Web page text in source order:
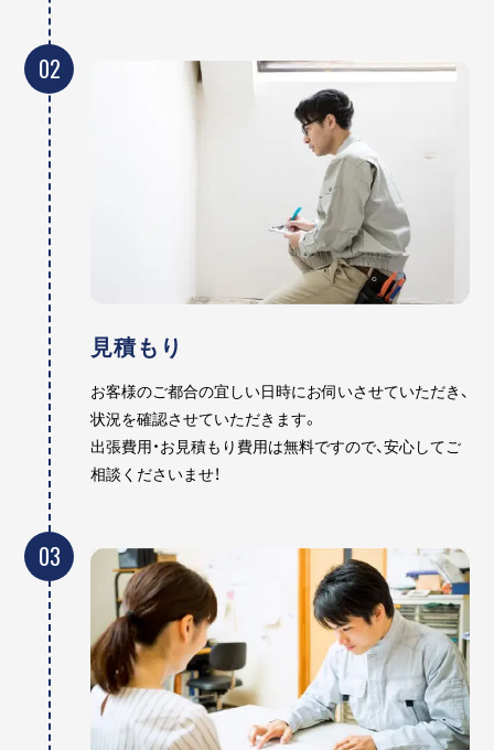
02
見積もり
お客様のご都合の宜しい日時にお伺いさせていただき、
状況を確認させていただきます。
出張費用・お見積もり費用は無料ですので、安心してご
相談くださいませ！
03